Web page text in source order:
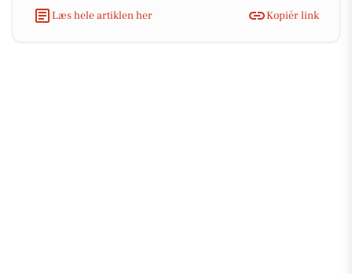
Læs hele artiklen her
Kopiér link